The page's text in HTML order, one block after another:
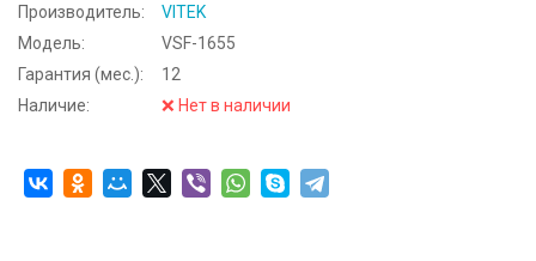
Производитель:
VITEK
Модель:
VSF-1655
Гарантия (мес.):
12
Наличие:
❌ Нет в наличии